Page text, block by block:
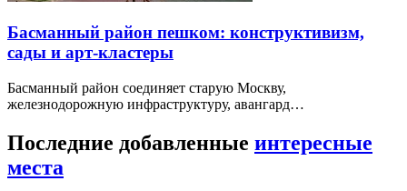
Басманный район пешком: конструктивизм,
сады и арт-кластеры
Басманный район соединяет старую Москву,
железнодорожную инфраструктуру, авангард…
Последние добавленные интересные
места